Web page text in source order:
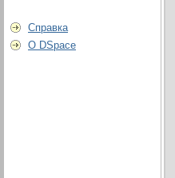
Справка
О DSpace